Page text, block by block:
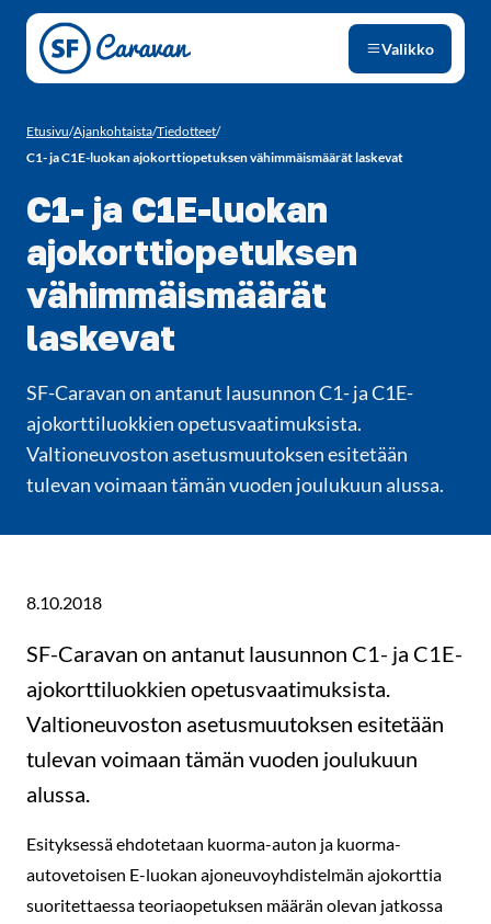
Siirry sivun sisältöön
Valikko
Etusivu/Ajankohtaista/Tiedotteet/
C1- ja C1E-luokan ajokorttiopetuksen vähimmäismäärät laskevat
C1- ja C1E-luokan
ajokorttiopetuksen
vähimmäismäärät
laskevat
SF-Caravan on antanut lausunnon C1- ja C1E-
ajokorttiluokkien opetusvaatimuksista.
Valtioneuvoston asetusmuutoksen esitetään
tulevan voimaan tämän vuoden joulukuun alussa.
8.10.2018
SF-Caravan on antanut lausunnon C1- ja C1E-
ajokorttiluokkien opetusvaatimuksista.
Valtioneuvoston asetusmuutoksen esitetään
tulevan voimaan tämän vuoden joulukuun
alussa.
Esityksessä ehdotetaan kuorma-auton ja kuorma-
autovetoisen E-luokan ajoneuvoyhdistelmän ajokorttia
suoritettaessa teoriaopetuksen määrän olevan jatkossa